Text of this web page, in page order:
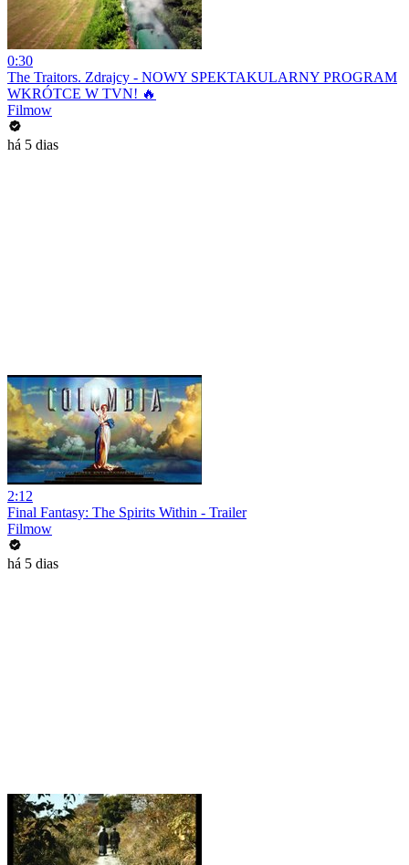
0:30
The Traitors. Zdrajcy - NOWY SPEKTAKULARNY PROGRAM
WKRÓTCE W TVN! 🔥
Filmow
há 5 dias
2:12
Final Fantasy: The Spirits Within - Trailer
Filmow
há 5 dias